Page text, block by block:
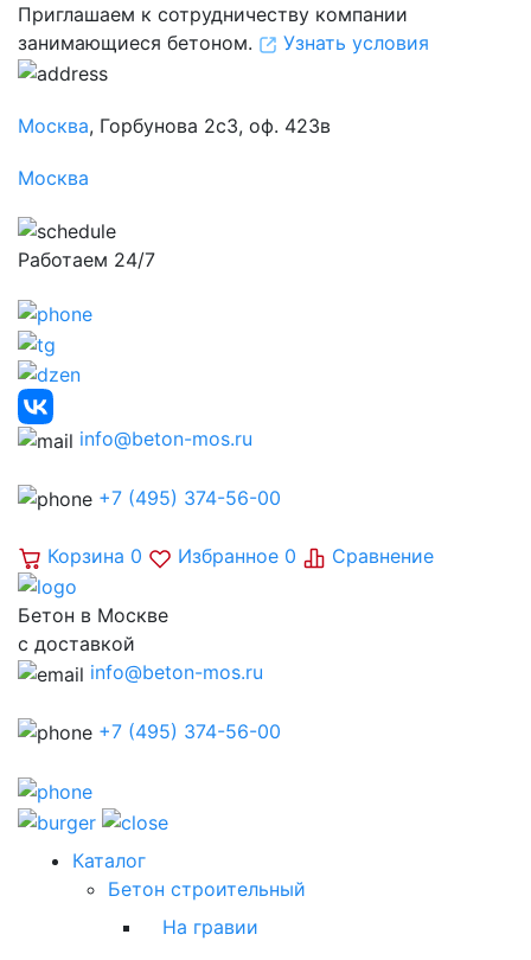
Приглашаем к сотрудничеству компании
занимающиеся бетоном.
Узнать условия
Москва, Горбунова 2с3, оф. 423в
Москва
Работаем 24/7
info@beton-mos.ru
+7 (495) 374-56-00
Корзина 0 Избранное 0 Сравнение
Бетон в Москве
с доставкой
info@beton-mos.ru
+7 (495) 374-56-00
Каталог
Бетон строительный
На гравии